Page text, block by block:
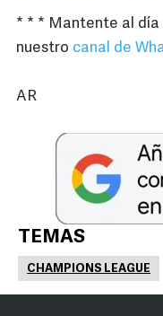
* * * Mantente al día
nuestro canal de
AR
TEMAS
CHAMPIONS LEAGUE